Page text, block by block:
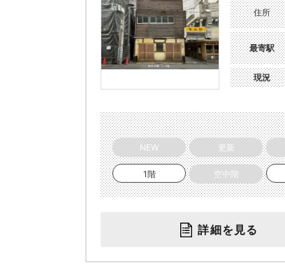
住所
最寄駅
現況
NEW 更新
1階 空中階
詳細を見る